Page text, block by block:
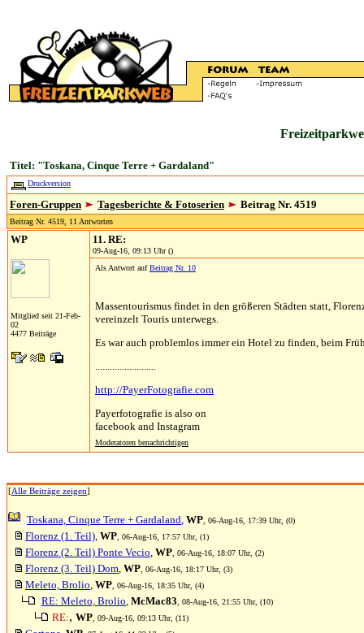
Titel: "Toskana, Cinque Terre + Gardaland"
Druckversion
Foren-Gruppen Tagesberichte & Fotoserien Beitrag Nr. 4519
Beitrag Nr. 4519, 11 Antworten
WP
Mitglied seit 21-Feb-
02
4477 Beiträge
11. RE:
09-Aug-16, 09:13 Uhr ()
Als Antwort aufBeitrag Nr. 10
Massentourismus findet in den größeren Städten statt,
vereinzelt Touris unterwegs.
Es war auch problemlos immer ein Hotel zu finden, beim
.........................
http://PayerFotografie.com
Payerfotografie is also on
facebook and Instagram
Moderatoren benachrichtigen
[Alle Beiträge zeigen]
Toskana, Cinque Terre + Gardaland, WP , 06-Aug-16, 17:39 Uhr, (0)
Florenz (1. Teil), WP , 06-Aug-16, 17:57 Uhr, (1)
Florenz (2. Teil) Ponte Vecio, WP , 06-Aug-16, 18:07 Uhr, (2)
Florenz (3. Teil) Dom, WP , 06-Aug-16, 18:17 Uhr, (3)
Meleto, Brolio, WP , 06-Aug-16, 18:35 Uhr, (4)
RE: Meleto, Brolio, McMac83 , 08-Aug-16, 21:55 Uhr, (10)
RE:, WP , 09-Aug-16, 09:13 Uhr, (11)